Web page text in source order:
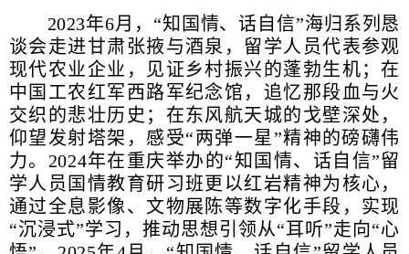
2023年6月，“知国情、话自信”海归系列恳
谈会走进甘肃张掖与酒泉，留学人员代表参观
现代农业企业，见证乡村振兴的蓬勃生机；在
中国工农红军西路军纪念馆，追忆那段血与火
交织的悲壮历史；在东风航天城的戈壁深处，
仰望发射塔架，感受“两弹一星”精神的磅礴伟
力。2024年在重庆举办的“知国情、话自信”留
学人员国情教育研习班更以红岩精神为核心，
通过全息影像、文物展陈等数字化手段，实现
“沉浸式”学习，推动思想引领从“耳听”走向“心